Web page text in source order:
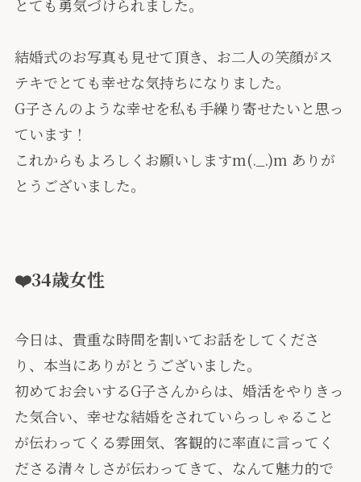
とても勇気づけられました。
結婚式のお写真も見せて頂き、お二人の笑顔がス
テキでとても幸せな気持ちになりました。
G子さんのような幸せを私も手繰り寄せたいと思っ
ています！
これからもよろしくお願いしますm(._.)m ありが
とうございました。
❤️34歳女性
今日は、貴重な時間を割いてお話をしてくださ
り、本当にありがとうございました。
初めてお会いするG子さんからは、婚活をやりきっ
た気合い、幸せな結婚をされていらっしゃること
が伝わってくる雰囲気、客観的に率直に言ってく
ださる清々しさが伝わってきて、なんて魅力的で